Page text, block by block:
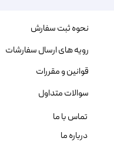
نحوه ثبت سفارش
رویه های ارسال سفارشات
قوانین و مقررات
سوالات متداول
تماس با ما
درباره ما